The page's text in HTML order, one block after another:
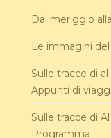
Dal meriggio
Le immagini
Sulle tracce di
Appunti di
Sulle tracce di
Programma